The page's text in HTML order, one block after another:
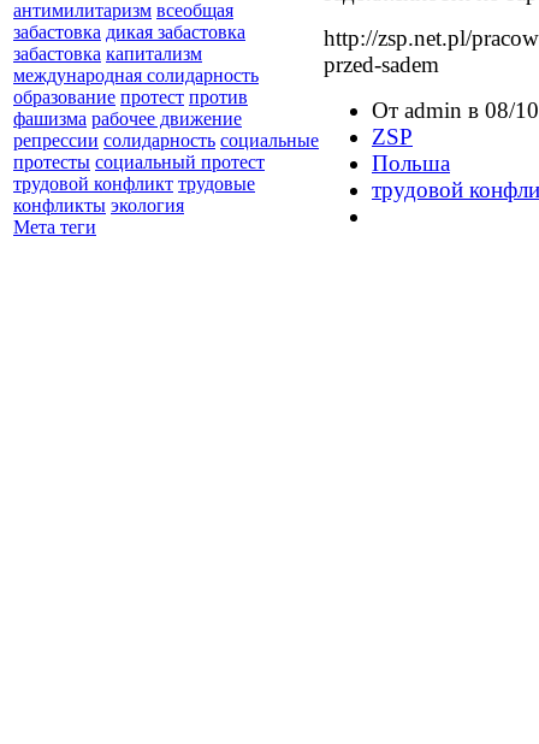
антимилитаризм всеобщая
забастовка дикая забастовка
забастовка капитализм
международная солидарность
образование протест против
фашизма рабочее движение
репрессии солидарность социальные
протесты социальный протест
трудовой конфликт трудовые
конфликты экология
Мета теги
http://zsp.net.pl/
przed-sadem
От admin в 08/
ZSP
Польша
трудовой